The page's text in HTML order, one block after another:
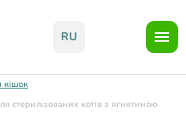
RU
кішок
стерилізованих котів з ягнятиною